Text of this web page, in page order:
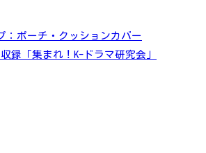
：ポーチ・クッションカバー
録「集まれ！K-ドラマ研究会」